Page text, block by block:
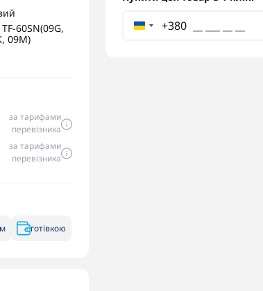
+380
60SN(09G,
09M)
за тарифами
перевізника
за тарифами
перевізника
готівкою